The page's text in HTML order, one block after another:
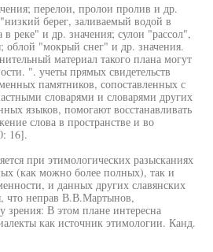
перелои, пролои пролив и др.
берег, заливаемый водой в
реке" и др. значения; сулои "рассол",
облой "мокрый снег" и др. значения.
материал такого плана могут
". учеты прямых свидетельств
памятников, сопоставленных с
словарями и словарями других
языков, помогают восстанавливать
слова в пространстве и во
16].
при этимологических разысканиях
(как можно более полных), так и
и данных других славянских
что неправ В.В.Мартынов,
В этом плане интересна
как источник этимологии. Канд.